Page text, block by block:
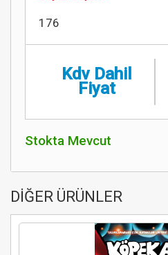
176
Kdv Dahil
Fiyat
Stokta Mevcut
DİĞER ÜRÜNLER